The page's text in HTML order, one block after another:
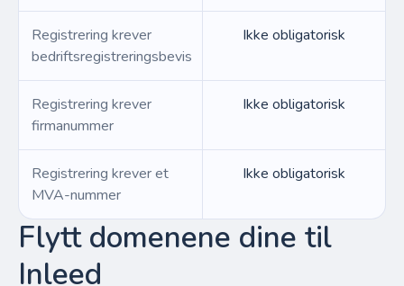
Registrering krever
bedriftsregistreringsbevis
Ikke obligatorisk
Registrering krever
firmanummer
Ikke obligatorisk
Registrering krever et
MVA-nummer
Ikke obligatorisk
Flytt domenene dine til
Inleed